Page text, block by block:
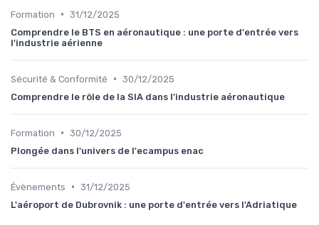
Formation • 31/12/2025
Comprendre le BTS en aéronautique : une porte d'entrée vers
l'industrie aérienne
Sécurité & Conformité • 30/12/2025
Comprendre le rôle de la SIA dans l'industrie aéronautique
Formation • 30/12/2025
Plongée dans l'univers de l'ecampus enac
Évènements • 31/12/2025
L'aéroport de Dubrovnik : une porte d'entrée vers l'Adriatique